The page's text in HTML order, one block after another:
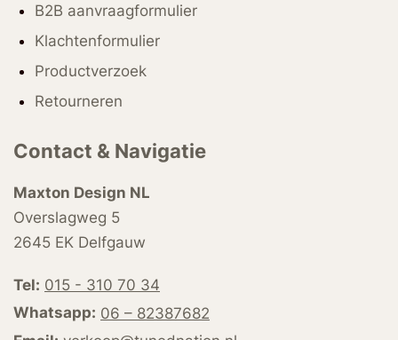
B2B aanvraagformulier
Klachtenformulier
Productverzoek
Retourneren
Contact & Navigatie
Maxton Design NL
Overslagweg 5
2645 EK Delfgauw
Tel: 015 - 310 70 34
Whatsapp: 06 – 82387682